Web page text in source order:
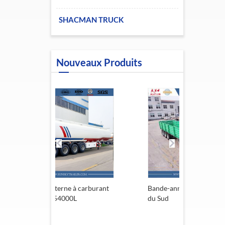
SHACMAN TRUCK
Nouveaux Produits
Bande-annonce de l'Afrique